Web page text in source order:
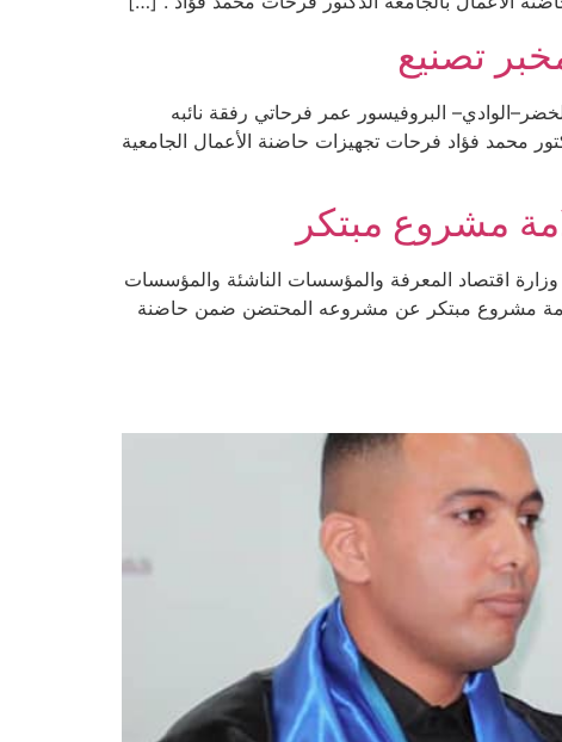
تصنيع
تصنيع عاين اليوم 29 ماي مدير جامعة الشهيد حمه لخضر–الوادي– البروفيسور عمر فرحاتي رفقة نائبه
محمد فؤاد فرحات تجهيزات حاضنة الأعمال الجامعية
مشروع مبتكر
خياري طالب بكلية التكنولوجيا وسم علامة مشروع مبتكر في يوم الخميس 01 جوان 2023 وبمقر وزارة اقتصاد المعرفة والمؤسسات الناشئة والمؤسسات
علامة مشروع مبتكر عن مشروعه المحتضن ضمن حاضنة